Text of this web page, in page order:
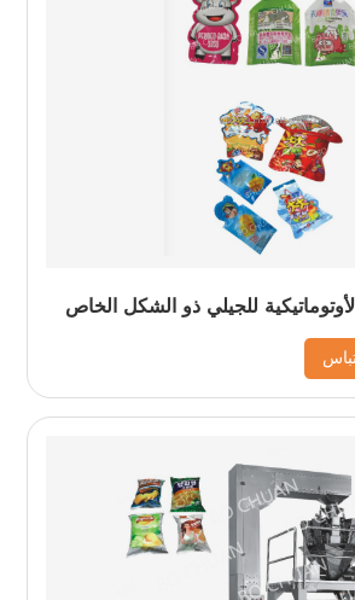
للجيلي ذو الشكل الخاص